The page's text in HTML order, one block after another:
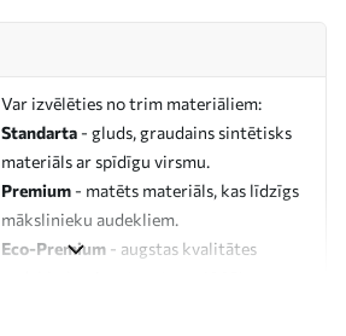
Var izvēlēties no trim materiāliem:
Standarta - gluds, graudains sintētisks
materiāls ar spīdīgu virsmu.
Premium - matēts materiāls, kas līdzīgs
mākslinieku audekliem.
Eco-Premium - augstas kvalitātes